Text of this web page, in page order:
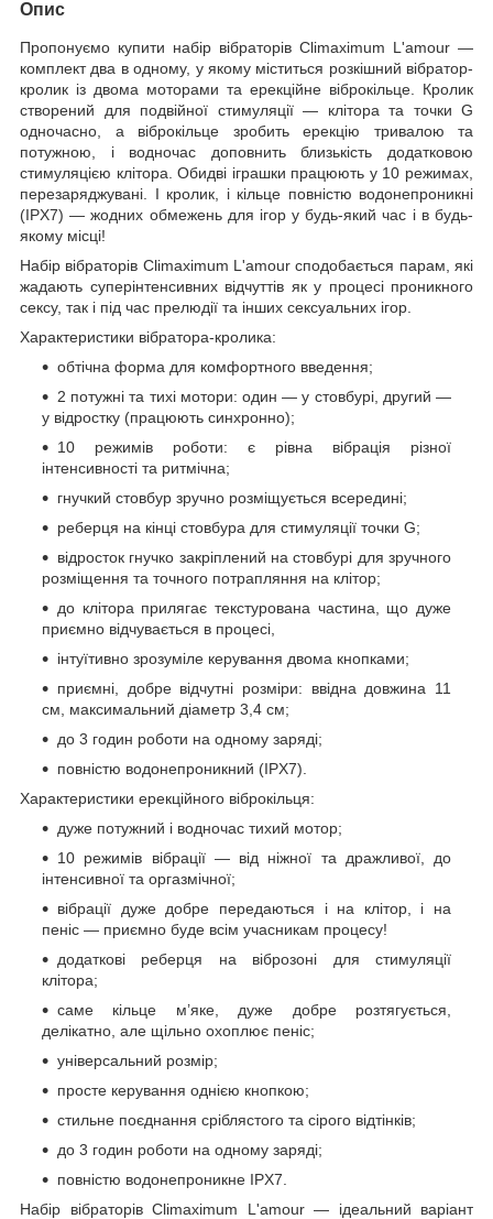
Опис
Пропонуємо купити набір вібраторів Climaximum L'amour —
комплект два в одному, у якому міститься розкішний вібратор-
кролик із двома моторами та ерекційне віброкільце. Кролик
створений для подвійної стимуляції — клітора та точки G
одночасно, а віброкільце зробить ерекцію тривалою та
потужною, і водночас доповнить близькість додатковою
стимуляцією клітора. Обидві іграшки працюють у 10 режимах,
перезаряджувані. І кролик, і кільце повністю водонепроникні
(IPX7) — жодних обмежень для ігор у будь-який час і в будь-
якому місці!
Набір вібраторів Climaximum L'amour сподобається парам, які
жадають суперінтенсивних відчуттів як у процесі проникного
сексу, так і під час прелюдії та інших сексуальних ігор.
Характеристики вібратора-кролика:
обтічна форма для комфортного введення;
2 потужні та тихі мотори: один — у стовбурі, другий —
у відростку (працюють синхронно);
10 режимів роботи: є рівна вібрація різної
інтенсивності та ритмічна;
гнучкий стовбур зручно розміщується всередині;
реберця на кінці стовбура для стимуляції точки G;
відросток гнучко закріплений на стовбурі для зручного
розміщення та точного потрапляння на клітор;
до клітора прилягає текстурована частина, що дуже
приємно відчувається в процесі,
інтуїтивно зрозуміле керування двома кнопками;
приємні, добре відчутні розміри: ввідна довжина 11
см, максимальний діаметр 3,4 см;
до 3 годин роботи на одному заряді;
повністю водонепроникний (IPX7).
Характеристики ерекційного віброкільця:
дуже потужний і водночас тихий мотор;
10 режимів вібрації — від ніжної та дражливої, до
інтенсивної та оргазмічної;
вібрації дуже добре передаються і на клітор, і на
пеніс — приємно буде всім учасникам процесу!
додаткові реберця на віброзоні для стимуляції
клітора;
саме кільце м’яке, дуже добре розтягується,
делікатно, але щільно охоплює пеніс;
універсальний розмір;
просте керування однією кнопкою;
стильне поєднання сріблястого та сірого відтінків;
до 3 годин роботи на одному заряді;
повністю водонепроникне IPX7.
Набір вібраторів Climaximum L'amour — ідеальний варіант